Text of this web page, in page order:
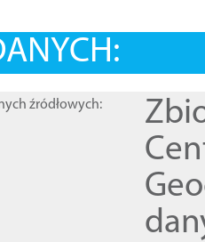
źródłowych: